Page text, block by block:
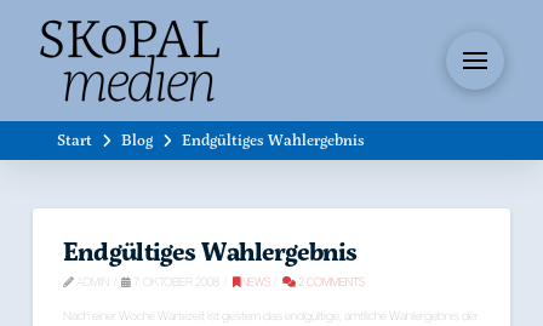
Start Blog Endgültiges Wahlergebnis
Endgültiges Wahlergebnis
ADMIN 7. OKTOBER 2008 NEWS 2 COMMENTS
Nach einer Woche Wartezeit ist gestern das endgültige, amtliche Wahlergebnis der